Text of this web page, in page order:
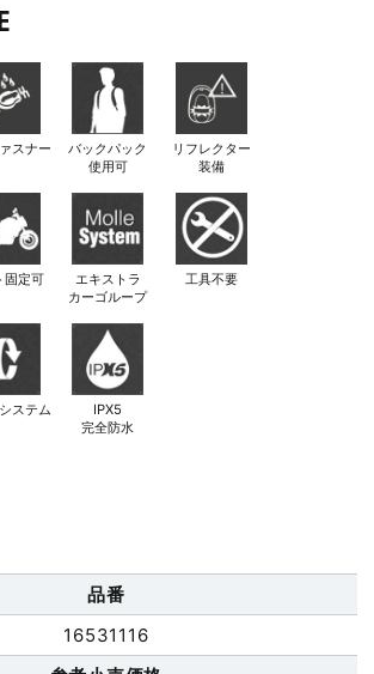
スナー
バックパック
使用可
リフレクター
装備
固定可
エキストラ
カーゴループ
工具不要
ステム
IPX5
完全防水
品番
16531116